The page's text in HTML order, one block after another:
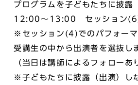
プログラムを子どもたちに披露
12:00～13:00 セッション
※セッション(4)でのパフォー
受講生の中から出演者を選抜し
（当日は講師によるフォローあ
※子どもたちに披露（出演）し